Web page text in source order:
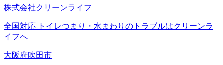
株式会社クリーンライフ
全国対応 トイレつまり・水まわりのトラブルはクリーンラ
イフへ
大阪府吹田市